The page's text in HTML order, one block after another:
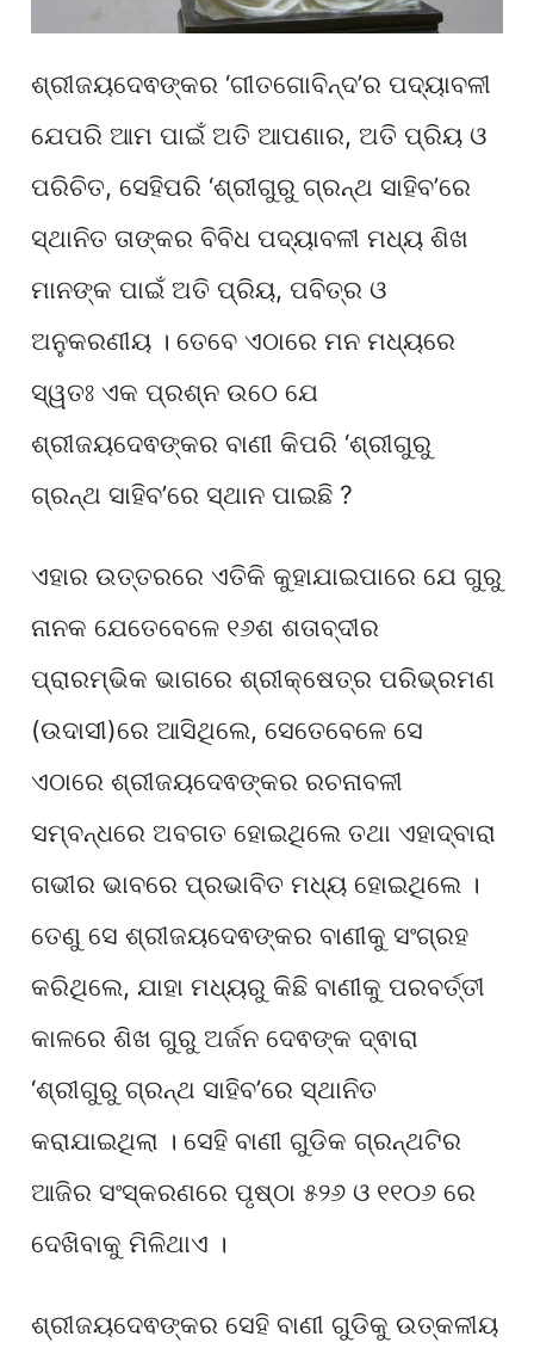
ଶ୍ରୀଜୟଦେଵଙ୍କର ‘ଗୀତଗୋବିନ୍ଦ’ର ପଦ୍ୟାବଳୀ
ଯେପରି ଆମ ପାଇଁ ଅତି ଆପଣାର, ଅତି ପ୍ରିୟ ଓ
ପରିଚିତ, ସେହିପରି ‘ଶ୍ରୀଗୁରୁ ଗ୍ରନ୍ଥ ସାହିବ’ରେ
ସ୍ଥାନିତ ତାଙ୍କର ବିବିଧ ପଦ୍ୟାବଳୀ ମଧ୍ୟ ଶିଖ
ମାନଙ୍କ ପାଇଁ ଅତି ପ୍ରିୟ, ପବିତ୍ର ଓ
ଅନୁକରଣୀୟ । ତେବେ ଏଠାରେ ମନ ମଧ୍ୟରେ
ସ୍ୱତଃ ଏକ ପ୍ରଶ୍ନ ଉଠେ ଯେ
ଶ୍ରୀଜୟଦେଵଙ୍କର ବାଣୀ କିପରି ‘ଶ୍ରୀଗୁରୁ
ଗ୍ରନ୍ଥ ସାହିବ’ରେ ସ୍ଥାନ ପାଇଛି ?
ଏହାର ଉତ୍ତରରେ ଏତିକି କୁହାଯାଇପାରେ ଯେ ଗୁରୁ
ନାନକ ଯେତେବେଳେ ୧୬ଶ ଶତାବ୍ଦୀର
ପ୍ରାରମ୍ଭିକ ଭାଗରେ ଶ୍ରୀକ୍ଷେତ୍ର ପରିଭ୍ରମଣ
(ଉଦାସୀ)ରେ ଆସିଥିଲେ, ସେତେବେଳେ ସେ
ଏଠାରେ ଶ୍ରୀଜୟଦେଵଙ୍କର ରଚନାବଳୀ
ସମ୍ବନ୍ଧରେ ଅବଗତ ହୋଇଥିଲେ ତଥା ଏହାଦ୍ବାରା
ଗଭୀର ଭାବରେ ପ୍ରଭାବିତ ମଧ୍ୟ ହୋଇଥିଲେ ।
ତେଣୁ ସେ ଶ୍ରୀଜୟଦେଵଙ୍କର ବାଣୀକୁ ସଂଗ୍ରହ
କରିଥିଲେ, ଯାହା ମଧ୍ୟରୁ କିଛି ବାଣୀକୁ ପରବର୍ତ୍ତୀ
କାଳରେ ଶିଖ ଗୁରୁ ଅର୍ଜନ ଦେଵଙ୍କ ଦ୍ଵାରା
‘ଶ୍ରୀଗୁରୁ ଗ୍ରନ୍ଥ ସାହିବ’ରେ ସ୍ଥାନିତ
କରାଯାଇଥିଲା । ସେହି ବାଣୀ ଗୁଡିକ ଗ୍ରନ୍ଥଟିର
ଆଜିର ସଂସ୍କରଣରେ ପୃଷ୍ଠା ୫୨୬ ଓ ୧୧୦୬ ରେ
ଦେଖିବାକୁ ମିଳିଥାଏ ।
ଶ୍ରୀଜୟଦେଵଙ୍କର ସେହି ବାଣୀ ଗୁଡିକୁ ଉତ୍କଳୀୟ